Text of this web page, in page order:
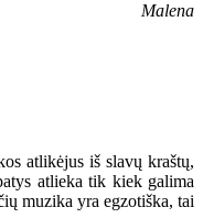
Malena
atlikėjus iš slavų kraštų,
atlieka tik kiek galima
muzika yra egzotiška, tai